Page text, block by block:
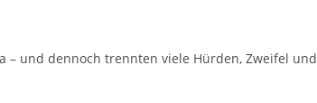
– und dennoch trennten viele Hürden, Zweifel und